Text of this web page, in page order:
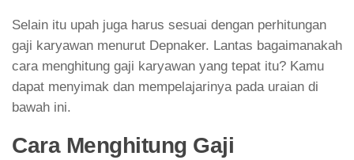
Selain itu upah juga harus sesuai dengan perhitungan
gaji karyawan menurut Depnaker. Lantas bagaimanakah
cara menghitung gaji karyawan yang tepat itu? Kamu
dapat menyimak dan mempelajarinya pada uraian di
bawah ini.
Cara Menghitung Gaji